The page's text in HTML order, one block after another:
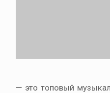
— это топовый